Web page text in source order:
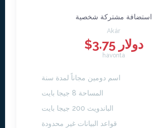
استضافة مشتركة شخصية
Akár
$3.75 دولار
havonta
اسم دومين مجاناً لمدة سنة
المساحة 8 جيجا بايت
الباندويث 200 جيجا بايت
قواعد البيانات غير محدودة